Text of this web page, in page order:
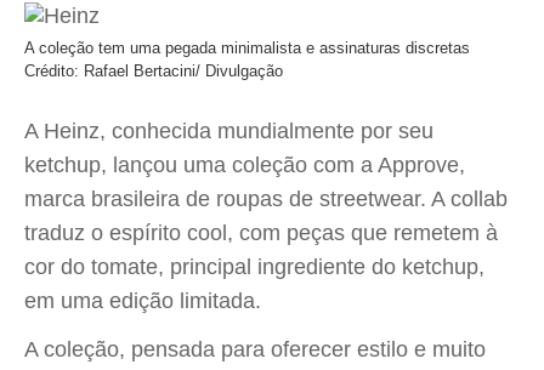
A coleção tem uma pegada minimalista e assinaturas discretas
Crédito: Rafael Bertacini/ Divulgação
A Heinz, conhecida mundialmente por seu
ketchup, lançou uma coleção com a Approve,
marca brasileira de roupas de streetwear. A collab
traduz o espírito cool, com peças que remetem à
cor do tomate, principal ingrediente do ketchup,
em uma edição limitada.
A coleção, pensada para oferecer estilo e muito